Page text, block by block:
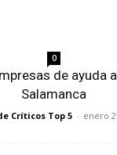
0
de ayuda
Salamanca
Críticos Top 5 - enero